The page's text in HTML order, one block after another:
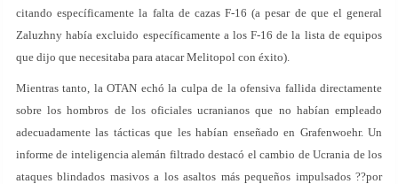
citando específicamente la falta de cazas F-16 (a pesar de que el general
Zaluzhny había excluido específicamente a los F-16 de la lista de equipos
que dijo que necesitaba para atacar Melitopol con éxito).
Mientras tanto, la OTAN echó la culpa de la ofensiva fallida directamente
sobre los hombros de los oficiales ucranianos que no habían empleado
adecuadamente las tácticas que les habían enseñado en Grafenwoehr. Un
informe de inteligencia alemán filtrado destacó el cambio de Ucrania de los
ataques blindados masivos a los asaltos más pequeños impulsados ??por